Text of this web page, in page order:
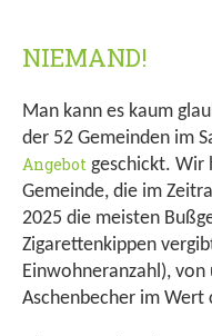
NIEMAND!
Man kann es kaum
der 52 Gemeinden im
Angebot geschickt. Wir
Gemeinde, die im
2025 die meisten
Zigarettenkippen
Einwohneranzahl),
Aschenbecher im Wert